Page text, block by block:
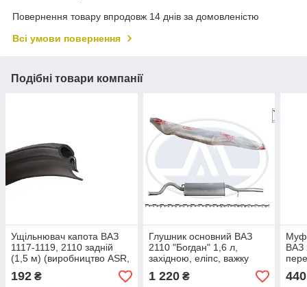
Повернення товару впродовж 14 днів за домовленістю
Всі умови повернення
Подібні товари компанії
Ущільнювач капота ВАЗ
1117-1119, 2110 задній
(1,5 м) (виробництво ASR,
Чехія)
192 ₴
Глушник основний ВАЗ
2110 "Богдан" 1,6 л,
західною, еліпс, важку
(виробництво ТМК)
1 220₴
ВАЗ
440